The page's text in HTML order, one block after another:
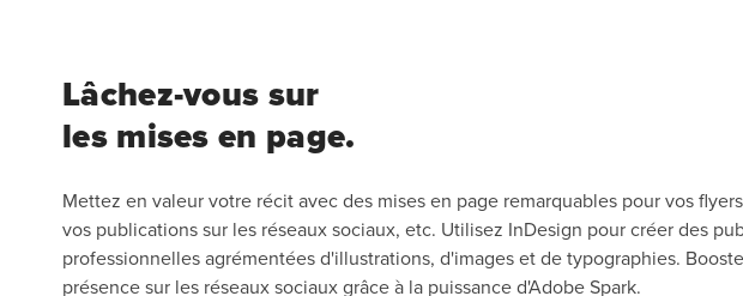
Lâchez-vous sur
les mises en page.
Mettez en valeur votre récit avec des mises en page remarquables pour vos
vos publications sur les réseaux sociaux, etc. Utilisez InDesign pour créer des
professionnelles agrémentées d'illustrations, d'images et de typographies.
présence sur les réseaux sociaux grâce à la puissance d'Adobe Spark.